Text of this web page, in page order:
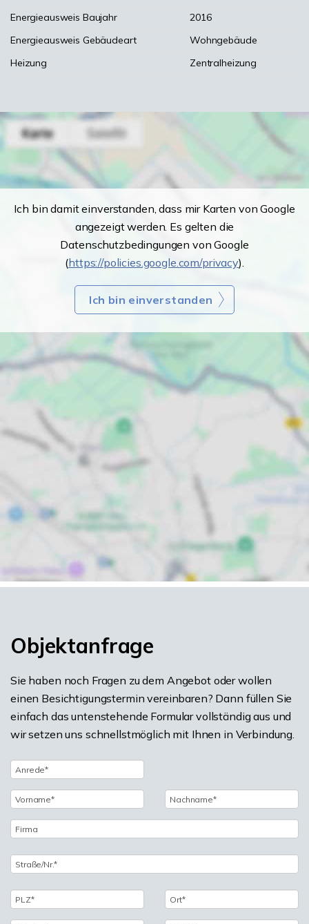
Energieausweis Baujahr
2016
Energieausweis Gebäudeart
Wohngebäude
Heizung
Zentralheizung
Ich bin damit einverstanden, dass mir Karten von Google
angezeigt werden. Es gelten die
Datenschutzbedingungen von Google
(https://policies.google.com/privacy).
Ich bin einverstanden
Objektanfrage
Sie haben noch Fragen zu dem Angebot oder wollen
einen Besichtigungstermin vereinbaren? Dann füllen Sie
einfach das untenstehende Formular vollständig aus und
wir setzen uns schnellstmöglich mit Ihnen in Verbindung.